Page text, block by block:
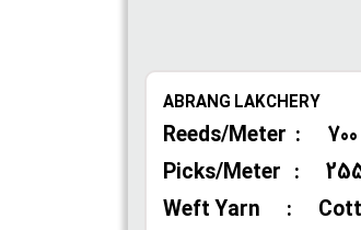
ABRANG LAKCHERY
Reeds/Meter : 700
Picks/Meter :
Weft Yarn :